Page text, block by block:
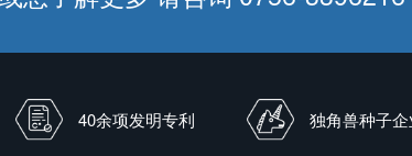
40余项发明专利 独角兽种子企